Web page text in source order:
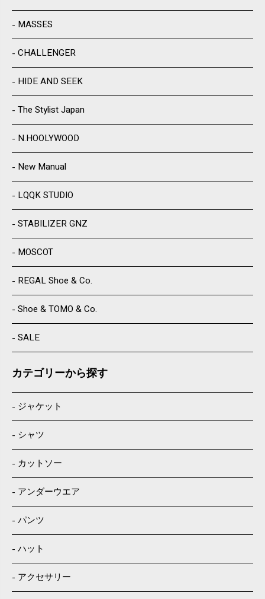
MASSES
CHALLENGER
HIDE AND SEEK
The Stylist Japan
N.HOOLYWOOD
New Manual
LQQK STUDIO
STABILIZER GNZ
MOSCOT
REGAL Shoe & Co.
Shoe & TOMO & Co.
SALE
カテゴリーから探す
ジャケット
シャツ
カットソー
アンダーウエア
パンツ
ハット
アクセサリー